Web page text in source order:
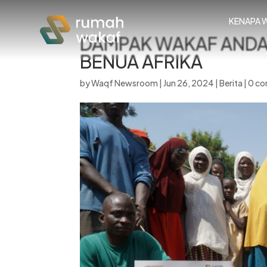
KENAPA
DAMPAK WAKAF
BENUA AFRIKA
byWaqf Newsroom | Jun 26, 2024 |Berita |0